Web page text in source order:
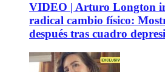
VIDEO | Arturo Longton
radical cambio físico:
después tras cuadro